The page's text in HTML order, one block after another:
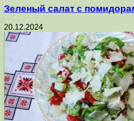
Зеленый салат с
20.12.2024